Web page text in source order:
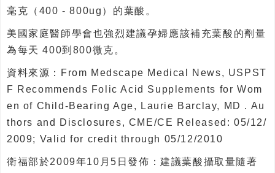
毫克（400 - 800ug）的葉酸。
美國家庭醫師學會也強烈建議孕婦應該補充葉酸的劑量
為每天 400到800微克。
資料來源：From Medscape Medical News, USPST
F Recommends Folic Acid Supplements for Wom
en of Child-Bearing Age, Laurie Barclay, MD . Au
thors and Disclosures, CME/CE Released: 05/12/
2009; Valid for credit through 05/12/2010
衛福部於2009年10月5日發佈：建議葉酸攝取量隨著